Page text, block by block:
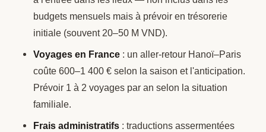
budgets mensuels mais à prévoir en trésorerie
initiale (souvent 20–50 M VND).
Voyages en France : un aller-retour Hanoï–Paris
coûte 600–1 400 € selon la saison et l'anticipation.
Prévoir 1 à 2 voyages par an selon la situation
familiale.
Frais administratifs : traductions assermentées